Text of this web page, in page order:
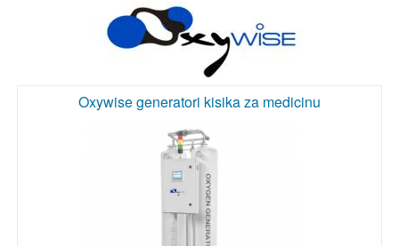
Oxywise generatori kisika za medicinu